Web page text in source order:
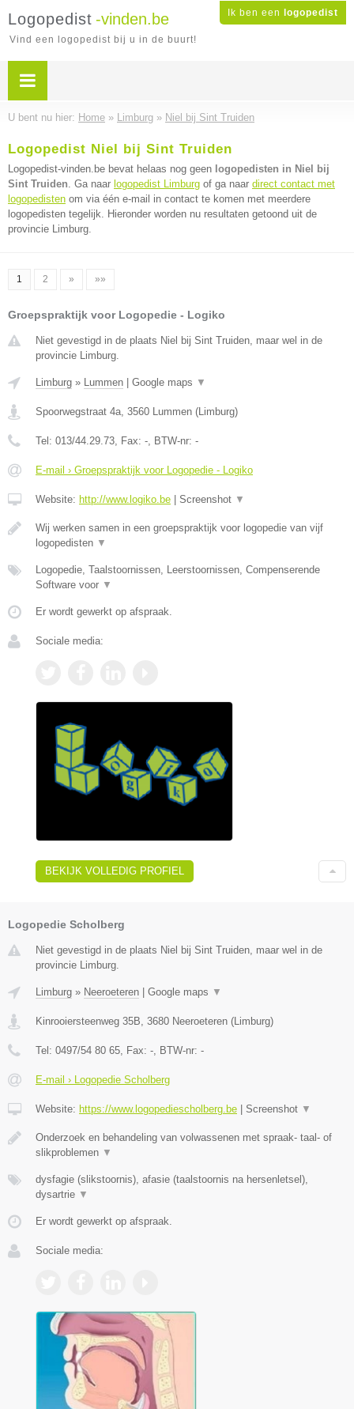
Ik ben een logopedist
Logopedist -vinden.be
Vind een logopedist bij u in de buurt!
U bent nu hier: Home » Limburg » Niel bij Sint Truiden
Logopedist Niel bij Sint Truiden
Logopedist-vinden.be bevat helaas nog geen logopedisten in Niel bij
Sint Truiden. Ga naar logopedist Limburg of ga naar direct contact met
logopedisten om via één e-mail in contact te komen met meerdere
logopedisten tegelijk. Hieronder worden nu resultaten getoond uit de
provincie Limburg.
1 2 » »»
Groepspraktijk voor Logopedie - Logiko
Niet gevestigd in de plaats Niel bij Sint Truiden, maar wel in de
provincie Limburg.
Limburg » Lummen Google maps ▼
Spoorwegstraat 4a, 3560 Lummen (Limburg)
Tel: 013/44.29.73, Fax: -, BTW-nr: -
E-mail › Groepspraktijk voor Logopedie - Logiko
Website: http://www.logiko.be Screenshot ▼
Wij werken samen in een groepspraktijk voor logopedie van vijf
logopedisten ▼
Logopedie, Taalstoornissen, Leerstoornissen, Compenserende
Software voor ▼
Er wordt gewerkt op afspraak.
Sociale media:
BEKIJK VOLLEDIG PROFIEL
Logopedie Scholberg
Niet gevestigd in de plaats Niel bij Sint Truiden, maar wel in de
provincie Limburg.
Limburg » Neeroeteren | Google maps ▼
Kinrooiersteenweg 35B 3680 Neeroeteren (Limburg)
Tel: 0497/54 80 65 , Fax: - , BTW-nr: -
E-mail › Logopedie Scholberg
Website: https://www.logopediescholberg.be | Screenshot ▼
Onderzoek en behandeling van volwassenen met spraak- taal- of
slikproblemen ▼
dysfagie (slikstoornis), afasie (taalstoornis na hersenletsel),
dysartrie ▼
Er wordt gewerkt op afspraak.
Sociale media: